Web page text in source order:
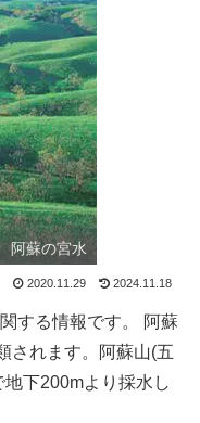
阿蘇の宮水
2020.11.29 2024.11.18
する情報です。 阿蘇
されます。阿蘇山(五
下200mより採水し